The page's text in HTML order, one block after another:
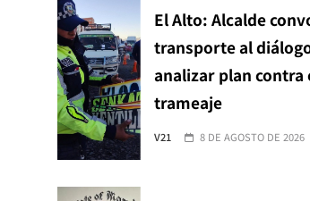
El Alto: Alcalde
transporte al
analizar plan contra
trameaje
V21 8 DE AGOSTO DE 2026